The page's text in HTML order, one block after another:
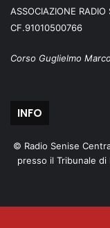
ASSOCIAZIONE
CF.91010500766
Corso Guglielmo
INFO
© Radio Senise
presso il Tribunale